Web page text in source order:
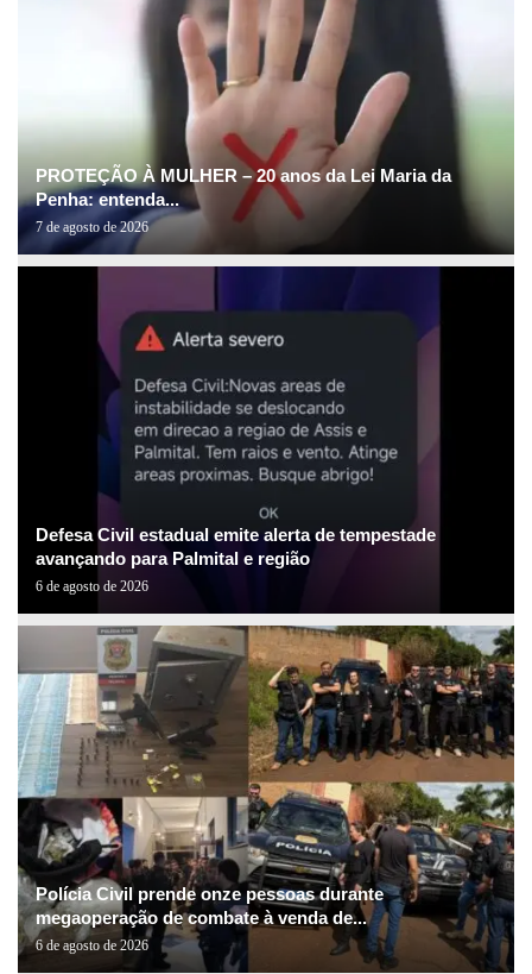
PROTEÇÃO À MULHER – 20 anos da Lei Maria da
Penha: entenda...
7 de agosto de 2026
Defesa Civil estadual emite alerta de tempestade
avançando para Palmital e região
6 de agosto de 2026
Polícia Civil prende onze pessoas durante
megaoperação de combate à venda de...
6 de agosto de 2026